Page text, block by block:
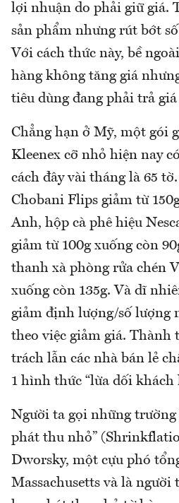
lợi nhuận do phải giữ giá.
sản phẩm nhưng rút bớt
Với cách thức này, bề
hàng không tăng giá
tiêu dùng đang phải trả
Chẳng hạn ở Mỹ, một gói
Kleenex cỡ nhỏ hiện nay
cách đây vài tháng là 65
Chobani Flips giảm từ
Anh, hộp cà phê hiệu
giảm từ 100g xuống còn
thanh xà phòng rửa chén
xuống còn 135g. Và dĩ
giảm định lượng/số lượng
theo việc giảm giá. Thành
trách lẫn các nhà bán lẻ
1 hình thức “lừa dối khách
Người ta gọi những trường
phát thu nhỏ”
Dworsky, một cựu phó
Massachusetts và là